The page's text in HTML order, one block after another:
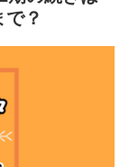
？